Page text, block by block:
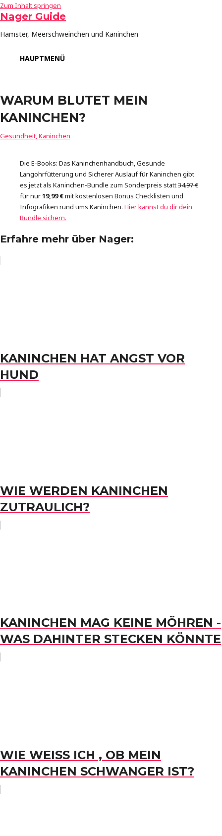
Zum Inhalt springen
Nager Guide
Hamster, Meerschweinchen und Kaninchen
HAUPTMENÜ
WARUM BLUTET MEIN
KANINCHEN?
Gesundheit,Kaninchen
Die E-Books: Das Kaninchenhandbuch, Gesunde
Langohrfütterung und Sicherer Auslauf für Kaninchen gibt
es jetzt als Kaninchen-Bundle zum Sonderpreis statt34.97 €
für nur19,99 €mit kostenlosen Bonus Checklisten und
Infografiken rund ums Kaninchen. Hier kannst du dir dein
Bundle sichern.
Erfahre mehr über Nager:
KANINCHEN HAT ANGST VOR
HUND
WIE WERDEN KANINCHEN
ZUTRAULICH?
KANINCHEN MAG KEINE MÖHREN -
WAS DAHINTER STECKEN KÖNNTE
WIE WEISS ICH , OB MEIN K
ANINCHEN SCHWANGER IST?